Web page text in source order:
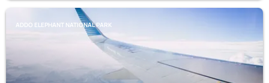
ADDO ELEPHANT NATIONAL PARK